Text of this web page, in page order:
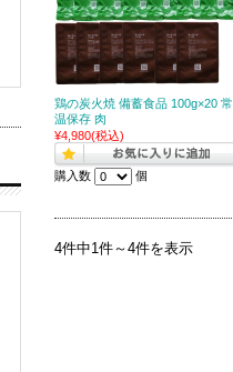
鶏の炭火焼 備蓄食品 100g×20 常
温保存 肉
¥4,980(税込)
購入数 個
4件中1件～4件を表示